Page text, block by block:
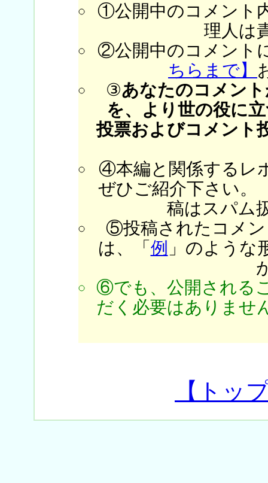
①公開中のコメント
理人は
②公開中のコメント
ちらまで】
③あなたのコメン
を、より世の役に
投票およびコメント
④本編と関係するレ
ぜひご紹介下さい。
稿はスパム
⑤投稿されたコメン
は、「 例 」のような
⑥でも、公開される
だく必要はありませ
【トッ